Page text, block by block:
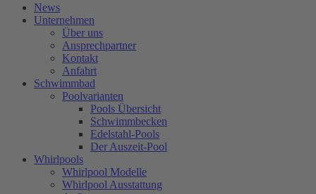
News
Unternehmen
Über uns
Ansprechpartner
Kontakt
Anfahrt
Schwimmbad
Poolvarianten
Pools Übersicht
Schwimmbecken
Edelstahl-Pools
Der Auszeit-Pool
Whirlpools
Whirlpool Modelle
Whirlpool Ausstattung